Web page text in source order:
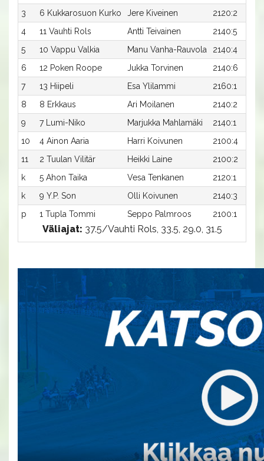
3
6 Kukkarosuon Kurko Jere Kiveinen
2120:2
4
11 Vauhti Rols Antti Teivainen
2140:5
5
10 Vappu Valkia Manu Vanha-Rauvola
2140:4
6
12 Poken Roope Jukka Torvinen
2140:6
7
13 Hiipeli Esa Ylilammi
2160:1
8
8 Erkkaus Ari Moilanen
2140:2
9
7 Lumi-Niko Marjukka Mahlamäki
2140:1
10
4 Ainon Aaria Harri Koivunen
2100:4
11
2 Tuulan Vilitär Heikki Laine
2100:2
k
5 Ahon Taika Vesa Tenkanen
2120:1
k
9 Y.P. Son Olli Koivunen
2140:3
p
1 Tupla Tommi Seppo Palmroos 2100:1
Väliajat: 37.5/Vauhti Rols, 33.5, 29.0, 31.5